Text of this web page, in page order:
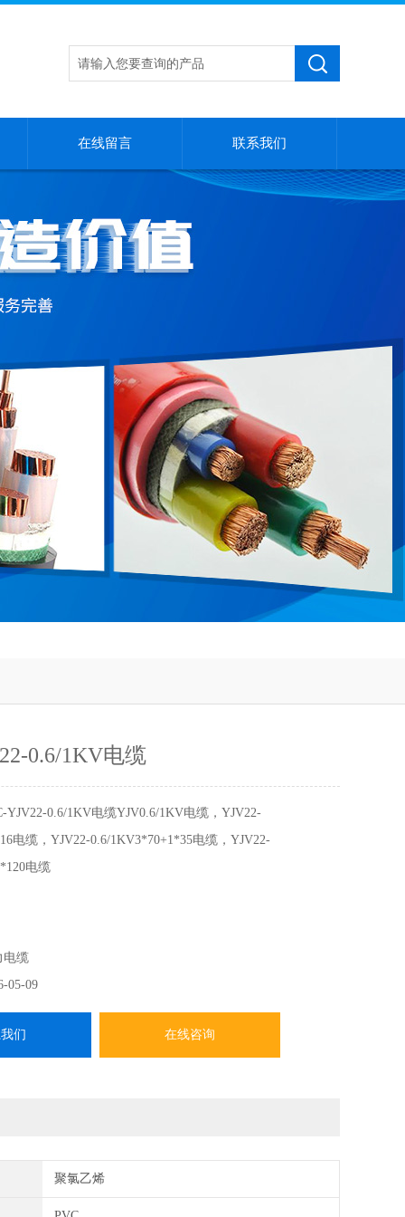
在线留言 联系我们
0.6/1KV电缆
YJV22-0.6/1KV电缆YJV0.6/1KV电缆，YJV22-
电缆，YJV22-0.6/1KV3*70+1*35电缆，YJV22-
电缆
电缆
05-09
们 在线咨询
聚氯乙烯